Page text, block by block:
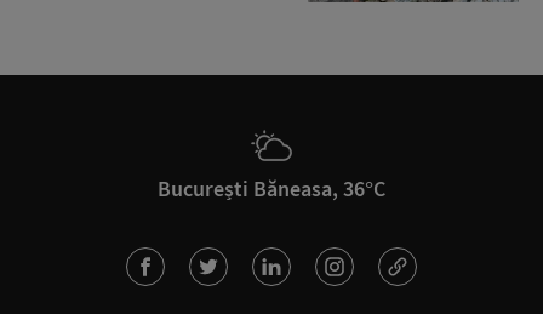
București Băneasa, 36°C